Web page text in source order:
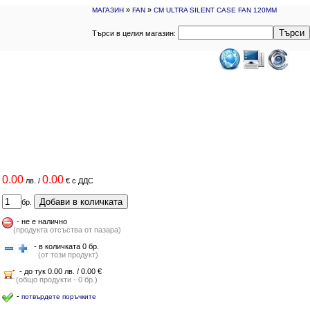
МАГАЗИН » FAN » CM ULTRA SILENT CASE FAN 120MM
Търси в целия магазин: Търси
0.00 лв. / 0.00 €с ДДС
бр. Добави в количката
- не е налично
(продукта отсъства от пазара)
- в количката 0 бр.
(от този продукт)
- до тук 0.00 лв. / 0.00 €
(общо продукти - 0 бр.)
- потвърдете поръчките